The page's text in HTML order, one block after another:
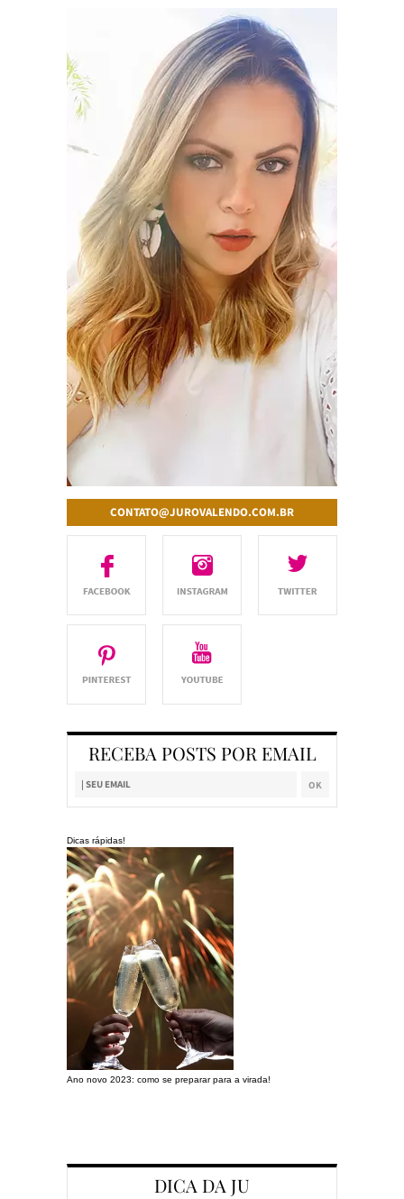
CONTATO@JUROVALENDO.COM.BR
RECEBA POSTS POR EMAIL
Dicas rápidas!
Ano novo 2023: como se preparar para a virada!
DICA DA JU